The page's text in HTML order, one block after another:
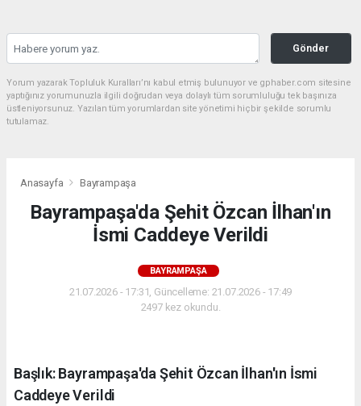
Gönder
Yorum yazarak Topluluk Kuralları’nı kabul etmiş bulunuyor ve gphaber.com sitesine
yaptığınız yorumunuzla ilgili doğrudan veya dolaylı tüm sorumluluğu tek başınıza
üstleniyorsunuz. Yazılan tüm yorumlardan site yönetimi hiçbir şekilde sorumlu
tutulamaz.
Anasayfa Bayrampaşa
Bayrampaşa'da Şehit Özcan İlhan'ın
İsmi Caddeye Verildi
BAYRAMPAŞA
21.07.2026 - 17:31, Güncelleme: 21.07.2026 - 17:49
2497 kez okundu.
Başlık: Bayrampaşa'da Şehit Özcan İlhan'ın İsmi
Caddeye Verildi